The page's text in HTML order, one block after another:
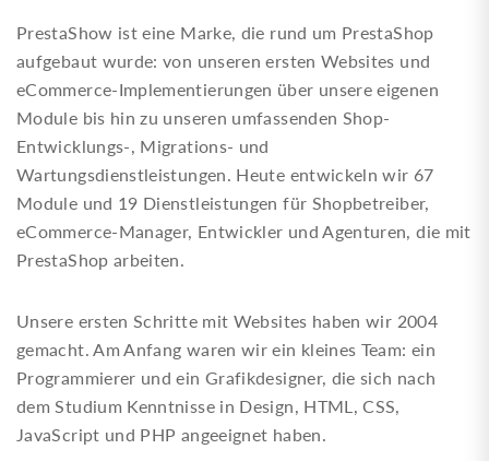
PrestaShow ist eine Marke, die rund um PrestaShop
aufgebaut wurde: von unseren ersten Websites und
eCommerce-Implementierungen über unsere eigenen
Module bis hin zu unseren umfassenden Shop-
Entwicklungs-, Migrations- und
Wartungsdienstleistungen. Heute entwickeln wir 67
Module und 19 Dienstleistungen für Shopbetreiber,
eCommerce-Manager, Entwickler und Agenturen, die mit
PrestaShop arbeiten.
Unsere ersten Schritte mit Websites haben wir 2004
gemacht. Am Anfang waren wir ein kleines Team: ein
Programmierer und ein Grafikdesigner, die sich nach
dem Studium Kenntnisse in Design, HTML, CSS,
JavaScript und PHP angeeignet haben.